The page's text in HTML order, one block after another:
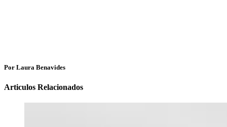
Por Laura Benavides
Articulos Relacionados